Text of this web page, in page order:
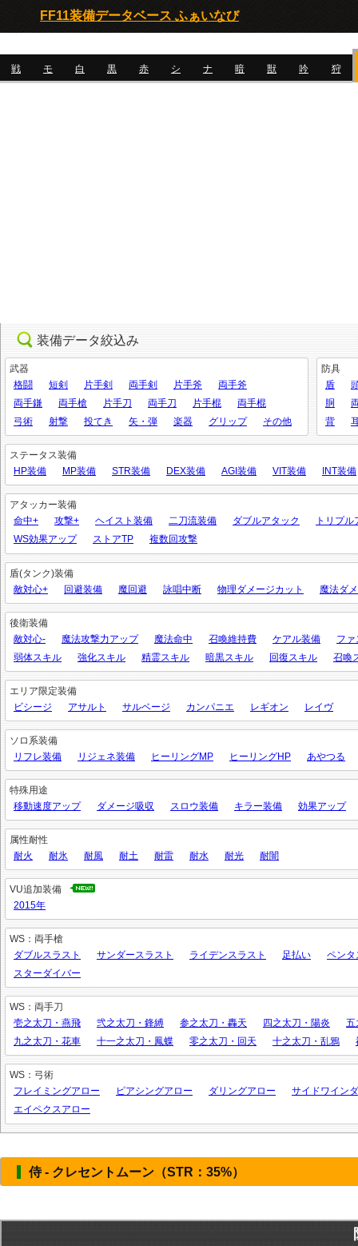
FF11装備データベース ふぁいなび
戦 モ 白 黒 赤 シ ナ 暗 獣 吟 狩
装備データ絞込み
武器
格闘
短剣 片手剣 両手剣 片手斧
両手斧
両手鎌
両手槍 片手刀 両手刀 片手棍
両手棍
弓術
射撃 投てき 矢・弾 楽器 グリップ その他
防具
盾
胴
背
ステータス装備
HP装備
MP装備 STR装備 DEX装備 AGI装備 VIT装備 INT装備
アタッカー装備
命中+
攻撃+ ヘイスト装備 二刀流装備 ダブルアタック
トリプル
WS効果アップ
ストアTP 複数回攻撃
盾(タンク)装備
敵対心+
回避装備 魔回避 詠唱中断 物理ダメージカット 魔法ダ
後衛装備
敵対心-
魔法攻撃力アップ 魔法命中 召喚維持費 ケアル装備
フ
弱体スキル
強化スキル 精霊スキル 暗黒スキル 回復スキル 召喚
エリア限定装備
ビシージ
アサルト サルベージ カンパニエ レギオン レイヴ
ソロ系装備
リフレ装備
リジェネ装備 ヒーリングMP ヒーリングHP あやつる
特殊用途
移動速度アップ
ダメージ吸収 スロウ装備 キラー装備 効果アップ
属性耐性
耐火
耐氷 耐風 耐土 耐雷 耐水 耐光 耐闇
VU追加装備
2015年
WS：両手槍
ダブルスラスト
サンダースラスト ライデンスラスト 足払い
ペンタ
スターダイバー
WS：両手刀
壱之太刀・燕飛
弐之太刀・鋒縛 参之太刀・轟天 四之太刀・陽炎
五
九之太刀・花車
十一之太刀・鳳蝶 零之太刀・回天 十之太刀・乱鴉
WS：弓術
フレイミングアロー
ピアシングアロー ダリングアロー
サイドワイン
エイペクスアロー
侍 - クレセントムーン（STR：35%）